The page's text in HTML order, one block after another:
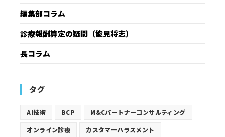
編集部コラム
診療報酬算定の疑問（能見将志）
長コラム
タグ
AI技術 BCP M&Cパートナーコンサルティング
オンライン診療 カスタマーハラスメント